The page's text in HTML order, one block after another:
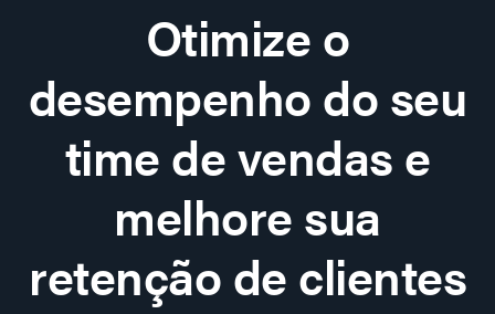
Otimize o
desempenho do seu
time de vendas e
melhore sua
retenção de clientes